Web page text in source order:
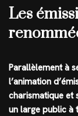
Les
Parallèlement à
l’animation
charismatique et
un large public à